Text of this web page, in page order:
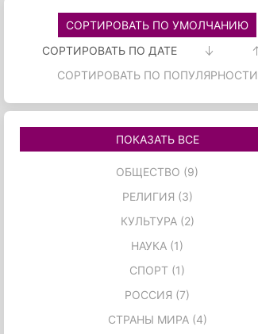
СОРТИРОВАТЬ ПО УМОЛЧАНИЮ
СОРТИРОВАТЬ ПО ДАТЕ
СОРТИРОВАТЬ ПО ПОПУЛЯРНОСТИ
ПОКАЗАТЬ ВСЕ
ОБЩЕСТВО (9)
РЕЛИГИЯ (3)
КУЛЬТУРА (2)
НАУКА (1)
СПОРТ (1)
РОССИЯ (7)
СТРАНЫ МИРА (4)